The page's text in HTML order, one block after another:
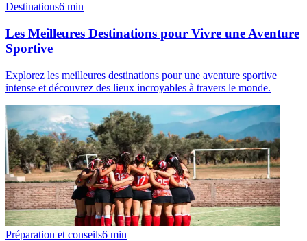
Destinations6 min
Les Meilleures Destinations pour Vivre une Aventure
Sportive
Explorez les meilleures destinations pour une aventure sportive
intense et découvrez des lieux incroyables à travers le monde.
Préparation et conseils6 min